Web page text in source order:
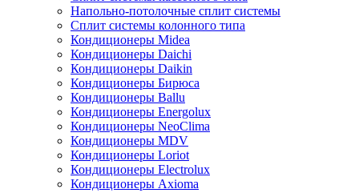
Напольно-потолочные сплит системы
Сплит системы колонного типа
Кондиционеры Midea
Кондиционеры Daichi
Кондиционеры Daikin
Кондиционеры Бирюса
Кондиционеры Ballu
Кондиционеры Energolux
Кондиционеры NeoClima
Кондиционеры MDV
Кондиционеры Loriot
Кондиционеры Electrolux
Кондиционеры Axioma